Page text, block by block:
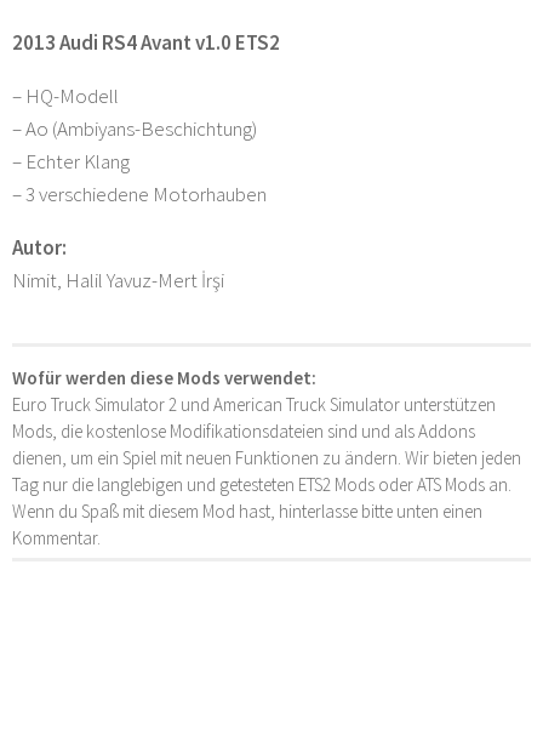
2013 Audi RS4 Avant v1.0 ETS2
– HQ-Modell
– Ao (Ambiyans-Beschichtung)
– Echter Klang
– 3 verschiedene Motorhauben
Autor:
Nimit, Halil Yavuz-Mert İrşi
Wofür werden diese Mods verwendet:
Euro Truck Simulator 2 und American Truck Simulator unterstützen
Mods, die kostenlose Modifikationsdateien sind und als Addons
dienen, um ein Spiel mit neuen Funktionen zu ändern. Wir bieten jeden
Tag nur die langlebigen und getesteten ETS2 Mods oder ATS Mods an.
Wenn du Spaß mit diesem Mod hast, hinterlasse bitte unten einen
Kommentar.